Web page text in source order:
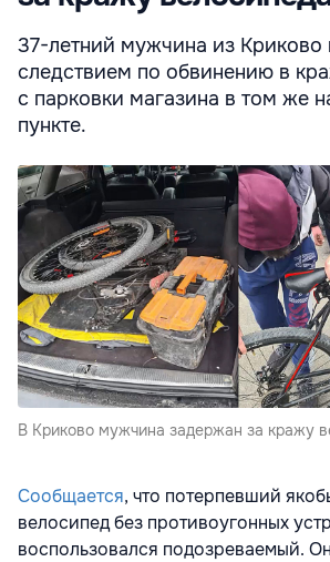
37-летний мужчина из Криково
следствием по обвинению в
с парковки магазина в том же
пункте.
В Криково мужчина задержан за кражу
Сообщается, что потерпевший
велосипед без противоугонных
воспользовался подозреваемый.